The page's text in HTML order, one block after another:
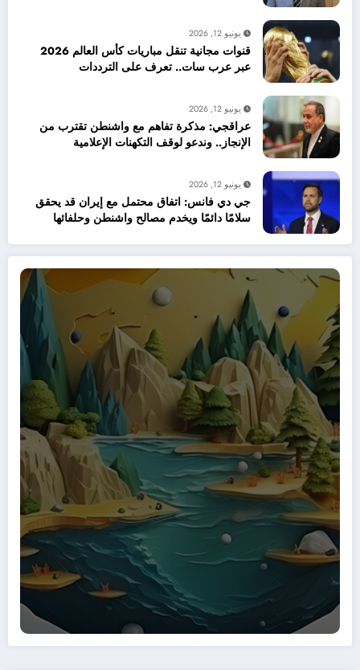
يونيو 12, 2026
قنوات مجانية تنقل مباريات كأس العالم 2026
عبر عرب سات.. تعرف على الترددات
يونيو 12, 2026
عراقجي: مذكرة تفاهم مع واشنطن تقترب من
الإنجاز.. وندعو لوقف التكهنات الإعلامية
يونيو 12, 2026
جي دي فانس: اتفاق محتمل مع إيران قد يحقق
سلامًا دائمًا ويخدم مصالح واشنطن وحلفائها